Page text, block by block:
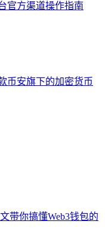
官方渠道操作指南
币安旗下的加密货币
带你搞懂Web3钱包的